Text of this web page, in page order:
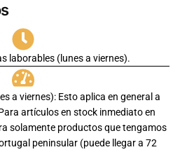
laborables (lunes a viernes).
a viernes): Esto aplica en general a
artículos en stock inmediato en
solamente productos que tengamos
peninsular (puede llegar a 72